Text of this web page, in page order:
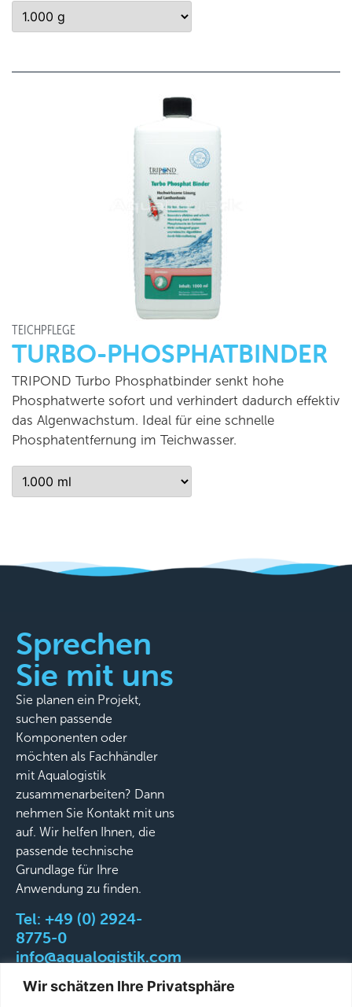
Wir schätzen Ihre Privatsphäre
TEICHPFLEGE
TURBO-PHOSPHATBINDER
TRIPOND Turbo Phosphatbinder senkt hohe
Phosphatwerte sofort und verhindert dadurch effektiv
das Algenwachstum. Ideal für eine schnelle
Phosphatentfernung im Teichwasser.
Sprechen
Sie mit uns
Sie planen ein Projekt,
suchen passende
Komponenten oder
möchten als Fachhändler
mit Aqualogistik
zusammenarbeiten? Dann
nehmen Sie Kontakt mit uns
auf. Wir helfen Ihnen, die
passende technische
Grundlage für Ihre
Anwendung zu finden.
Tel: +49 (0) 2924-
8775-0
info@aqualogistik.com